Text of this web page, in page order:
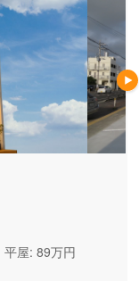
屋: 89万円